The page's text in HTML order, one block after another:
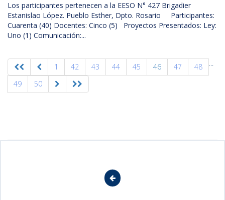
Los participantes pertenecen a la EESO N° 427 Brigadier
Estanislao López. Pueblo Esther, Dpto. Rosario Participantes:
Cuarenta (40) Docentes: Cinco (5) Proyectos Presentados: Ley:
Uno (1) Comunicación:...
1 ...
42 43 44 45 46 47
48
49
50